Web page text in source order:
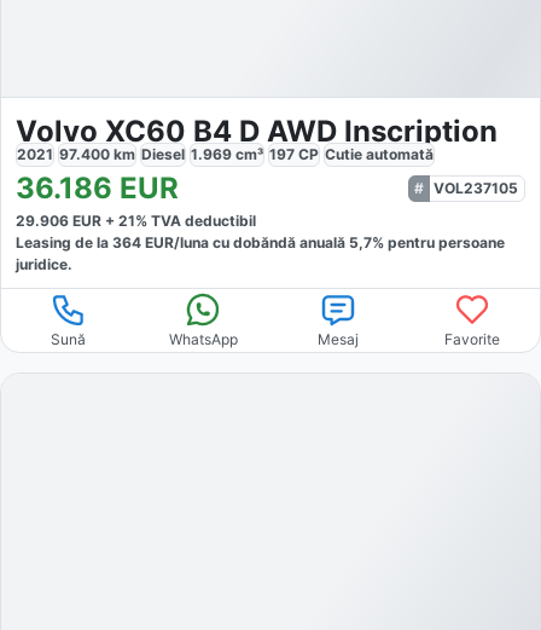
Volvo XC60 B4 D AWD Inscription
2021 97.400 km Diesel 1.969 cm³ 197 CP Cutie automată
36.186 EUR
VOL237105
29.906 EUR + 21% TVA deductibil
Leasing de la 364 EUR/luna cu dobăndă anuală 5,7% pentru persoane
juridice.
Sună WhatsApp Mesaj Favorite